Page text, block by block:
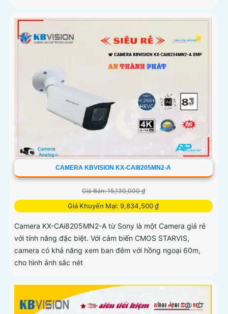
CAMERA KBVISION KX-CAI8205MN2-A
Giá Bán: 15,130,000 ₫
Giá Khuyến Mại: 9,834,500 ₫
Camera KX-CAi8205MN2-A từ Sony là một Camera giá rẻ
với tính năng đặc biệt. Với cảm biến CMOS STARVIS,
camera có khả năng xem ban đêm với hồng ngoại 60m,
cho hình ảnh sắc nét